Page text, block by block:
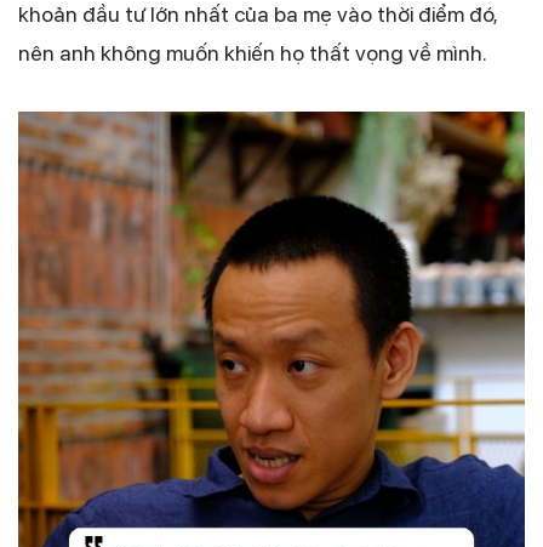
khoản đầu tư lớn nhất của ba mẹ vào thời điểm đó,
nên anh không muốn khiến họ thất vọng về mình.